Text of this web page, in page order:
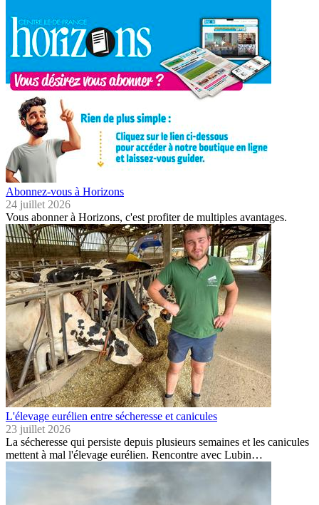
Abonnez-vous à Horizons
24 juillet 2026
Vous abonner à Horizons, c'est profiter de multiples avantages.
L'élevage eurélien entre sécheresse et canicules
23 juillet 2026
La sécheresse qui persiste depuis plusieurs semaines et les canicules
mettent à mal l'élevage eurélien. Rencontre avec Lubin…